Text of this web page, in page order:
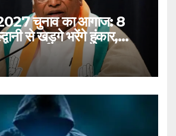
चुनाव का आगाज: 8
से खड़गे भरेंगे हुंकार,
प्रदर्शन